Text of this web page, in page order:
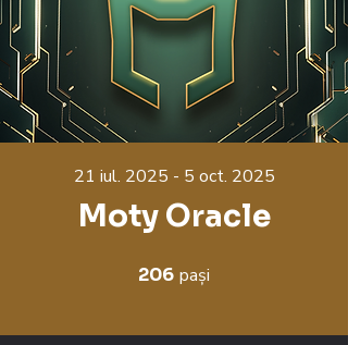
Moty Oracle
21 iul. 2025 - 5 oct. 2025
206 pași